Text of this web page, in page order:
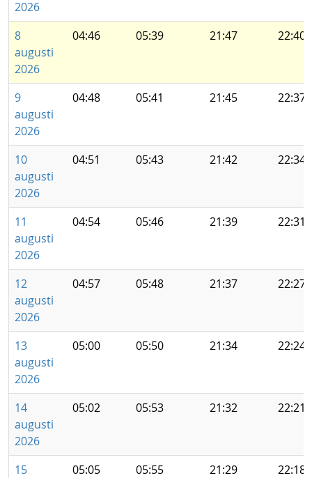
2026
8
augusti
2026
04:46 05:39 21:47 22:40
9
augusti
2026
04:48 05:41 21:45 22:37
10
augusti
2026
04:51 05:43 21:42 22:34
11
augusti
2026
04:54 05:46 21:39 22:31
12
augusti
2026
04:57 05:48 21:37 22:27
13
augusti
2026
05:00 05:50 21:34 22:24
14
augusti
2026
05:02 05:53 21:32 22:21
15
05:05 05:55 21:29 22:18